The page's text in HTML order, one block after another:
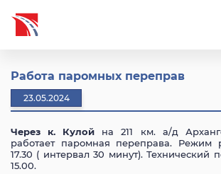
Работа паромных переправ
23.05.2024
Через к. Кулой на 211 км. а/д
работает паромная переправа. Режим
17.30 ( интервал 30 минут). Технический
15.00.